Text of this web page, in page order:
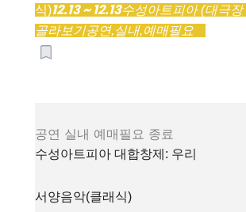
식)12.13 ~ 12.13수성아트피아 (대극장
골라보기공연,실내,예매필요
공연 실내 예매필요 종료
수성아트피아 대합창제: 우리
서양음악(클래식)